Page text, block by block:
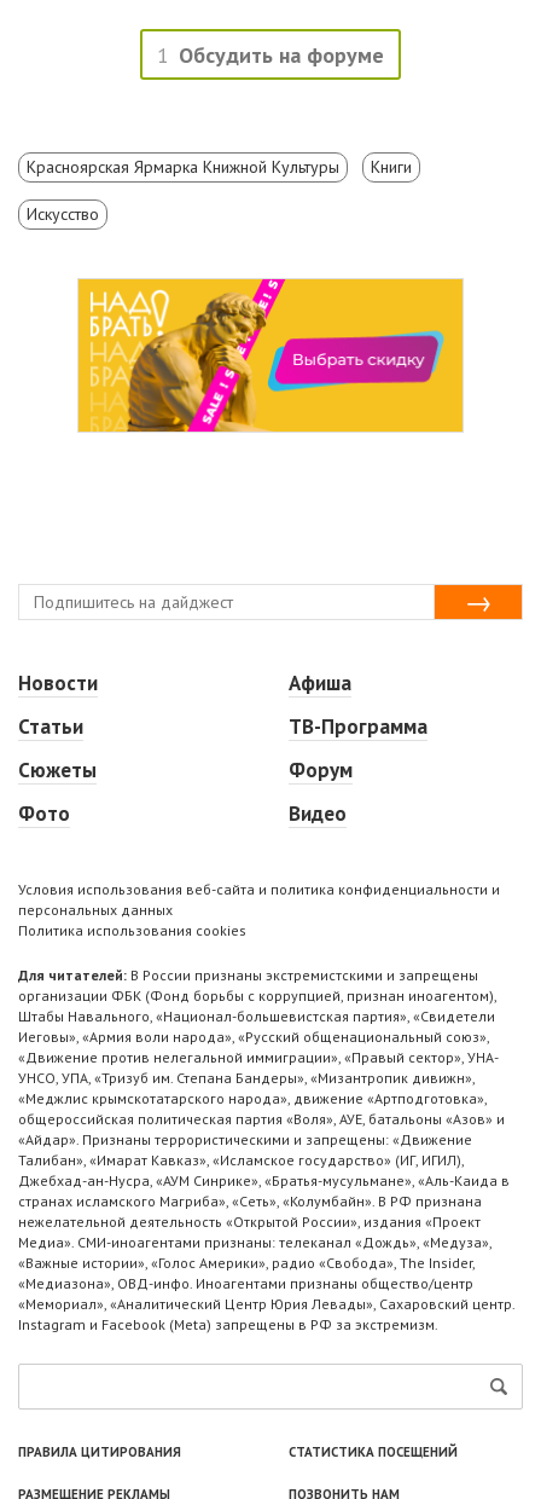
1 Обсудить на форуме
Красноярская Ярмарка Книжной Культуры Книги
Искусство
Новости
Статьи
Сюжеты
Фото
Афиша
ТВ-Программа
Форум
Видео
Условия использования веб-сайта и политика конфиденциальности и
персональных данных
Политика использования cookies
Для читателей: В России признаны экстремистскими и запрещены
организации ФБК (Фонд борьбы с коррупцией, признан иноагентом),
Штабы Навального, «Национал-большевистская партия», «Свидетели
Иеговы», «Армия воли народа», «Русский общенациональный союз»,
«Движение против нелегальной иммиграции», «Правый сектор», УНА-
УНСО, УПА, «Тризуб им. Степана Бандеры», «Мизантропик дивижн»,
«Меджлис крымскотатарского народа», движение «Артподготовка»,
общероссийская политическая партия «Воля», АУЕ, батальоны «Азов» и
«Айдар». Признаны террористическими и запрещены: «Движение
Талибан», «Имарат Кавказ», «Исламское государство» (ИГ, ИГИЛ),
Джебхад-ан-Нусра, «АУМ Синрике», «Братья-мусульмане», «Аль-Каида в
странах исламского Магриба», «Сеть», «Колумбайн». В РФ признана
нежелательной деятельность «Открытой России», издания «Проект
Медиа». СМИ-иноагентами признаны: телеканал «Дождь», «Медуза»,
«Важные истории», «Голос Америки», радио «Свобода», The Insider,
«Медиазона», ОВД-инфо. Иноагентами признаны общество/центр
«Мемориал», «Аналитический Центр Юрия Левады», Сахаровский центр.
Instagram и Facebook (Metа) запрещены в РФ за экстремизм.
ПРАВИЛА ЦИТИРОВАНИЯ СТАТИСТИКА ПОСЕЩЕНИЙ
РАЗМЕЩЕНИЕ РЕКЛАМЫ ПОЗВОНИТЬ НАМ